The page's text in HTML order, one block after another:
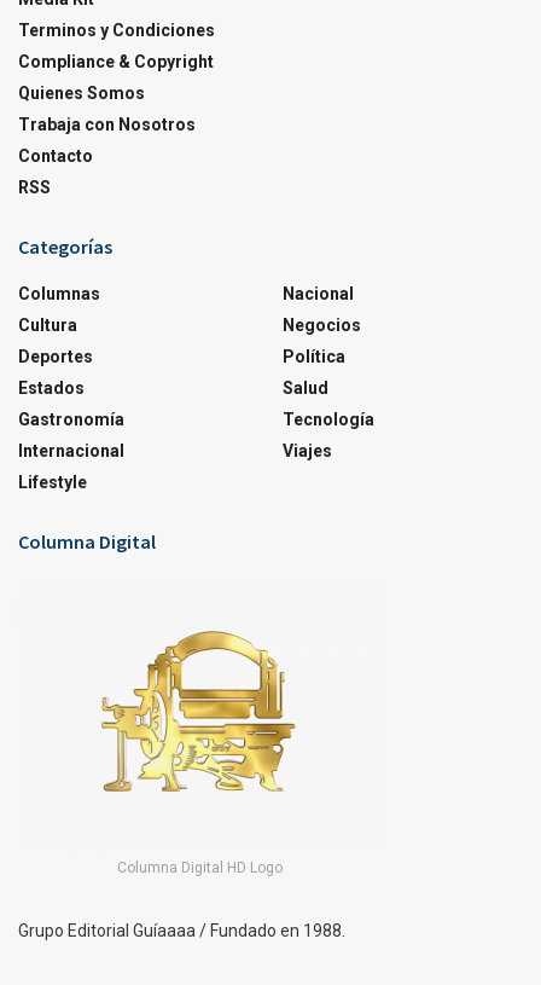
Terminos y Condiciones
Compliance & Copyright
Quienes Somos
Trabaja con Nosotros
Contacto
RSS
Categorías
Columnas
Cultura
Deportes
Estados
Gastronomía
Internacional
Lifestyle
Nacional
Negocios
Política
Salud
Tecnología
Viajes
Columna Digital
Columna Digital HD Logo
Grupo Editorial Guíaaaa / Fundado en 1988.